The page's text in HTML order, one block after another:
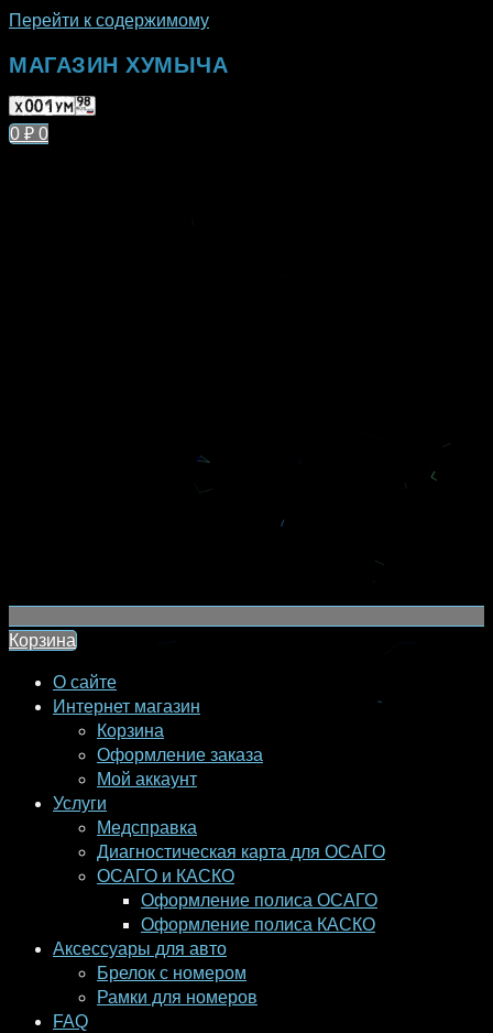
Перейти к содержимому
МАГАЗИН ХУМЫЧА
0 ₽ 0
Корзина
О сайте
Интернет магазин
Корзина
Оформление заказа
Мой аккаунт
Услуги
Медсправка
Диагностическая карта для ОСАГО
ОСАГО и КАСКО
Оформление полиса ОСАГО
Оформление полиса КАСКО
Аксессуары для авто
Брелок с номером
Рамки для номеров
FAQ